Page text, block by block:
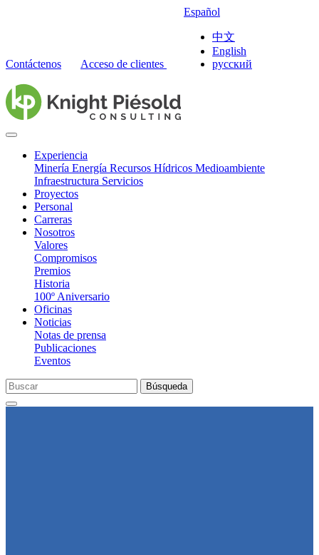
Contáctenos Acceso de clientes
Español
中文
English
русский
Experiencia
Minería Energía Recursos Hídricos Medioambiente
Infraestructura Servicios
Proyectos
Personal
Carreras
Nosotros
Valores
Compromisos
Premios
Historia
100º Aniversario
Oficinas
Noticias
Notas de prensa
Publicaciones
Eventos
Búsqueda